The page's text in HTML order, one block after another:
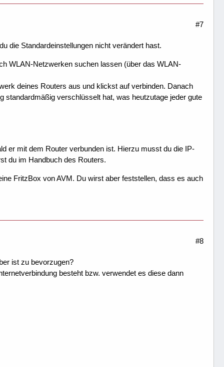
#7
die Standardeinstellungen nicht verändert hast.
WLAN-Netzwerken suchen lassen (über das WLAN-
deines Routers aus und klickst auf verbinden. Danach
standardmäßig verschlüsselt hat, was heutzutage jeder gute
er mit dem Router verbunden ist. Hierzu musst du die IP-
du im Handbuch des Routers.
FritzBox von AVM. Du wirst aber feststellen, dass es auch
#8
ist zu bevorzugen?
besteht bzw. verwendet es diese dann